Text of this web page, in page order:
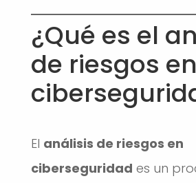
¿Qué es el
de riesgos en
El análisis de riesgos en
ciberseguridad es un